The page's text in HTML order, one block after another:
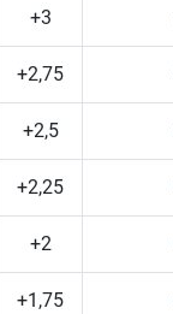
+3
+2,75
+2,5
+2,25
+2
+1,75